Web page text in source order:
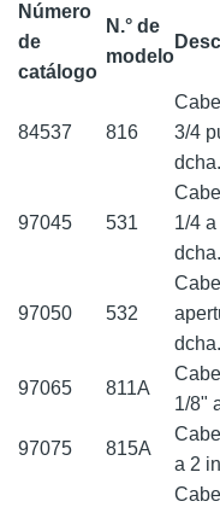
Número
de
catálogo
N.° de
modelo
84537 816
3/4
dcha.
97045 531
1/4
97050 532
97065 811A
1/8"
97075 815A
a 2